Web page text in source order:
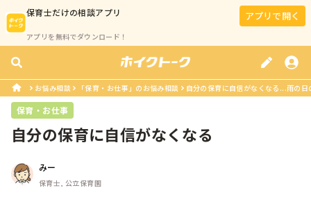
保育士だけの相談アプリ
アプリを無料でダウンロード！
アプリで開く
お悩み相談 「保育・お仕事」のお悩み相談 自分の保育に自信がなくなる...雨の
保育・お仕事
自分の保育に自信がなくなる
みー
保育士, 公立保育園